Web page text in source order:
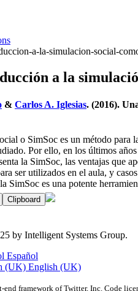
a-la-simulacion-social-
a la
& Carlos A. Iglesias. (2016).
o SimSoc es un método para
Por ello, en los últimos
la SimSoc, las ventajas que
ser utilizados en el aula, y
SimSoc es una potente
Clipboard
by Intelligent Systems Group.
Español
English (UK)
end framework of Twitter, Inc. Code